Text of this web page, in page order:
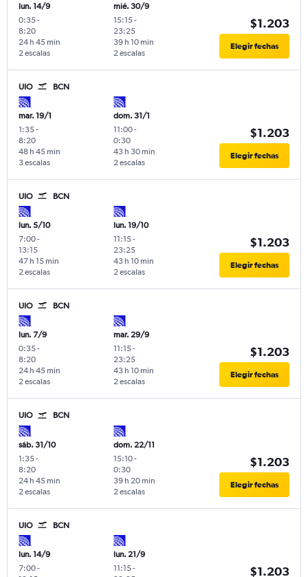
lun. 14/9
0:35-
8:20
2 escalas
24 h 45 min
mié. 30/9
15:15-
23:25
2 escalas
39 h 10 min
$1.203
Elegir fechas
UIO BCN
mar. 19/1
1:35-
8:20
3 escalas
48 h 45 min
dom. 31/1
11:00-
0:30
2 escalas
43 h 30 min
$1.203
Elegir fechas
UIO BCN
lun. 5/10
7:00-
13:15
2 escalas
47 h 15 min
lun. 19/10
11:15-
23:25
2 escalas
43 h 10 min
$1.203
Elegir fechas
UIO BCN
lun. 7/9
0:35-
8:20
2 escalas
24 h 45 min
mar. 29/9
11:15-
23:25
2 escalas
43 h 10 min
$1.203
Elegir fechas
UIO BCN
sáb. 31/10
1:35-
8:20
2 escalas
24 h 45 min
dom. 22/11
15:10-
0:30
2 escalas
39 h 20 min
$1.203
Elegir fechas
UIO BCN
lun. 14/9
7:00-
lun. 21/9
11:15-
$1.203